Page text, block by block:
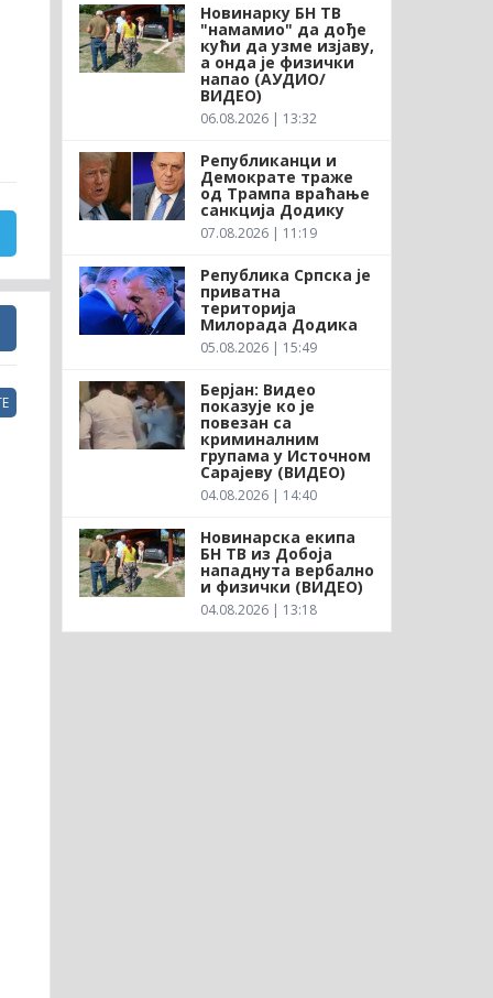
Новинарку БН ТВ
"намамио" да дође
кући да узме изјаву,
а онда је физички
напао (АУДИО/
ВИДЕО)
06.08.2026 | 13:32
Републиканци и
Демократе траже
од Трампа враћање
санкција Додику
07.08.2026 | 11:19
Република Српска је
приватна
територија
Милорада Додика
05.08.2026 | 15:49
Берјан: Видео
показује ко је
повезан са
криминалним
групама у Источном
Сарајеву (ВИДЕО)
04.08.2026 | 14:40
Новинарска екипа
БН ТВ из Добоја
нападнута вербално
и физички (ВИДЕО)
04.08.2026 | 13:18